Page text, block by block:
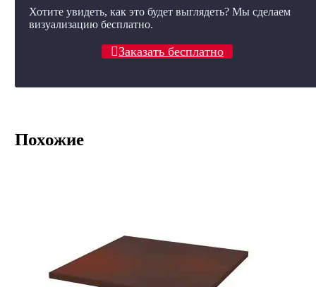
Хотите увидеть, как это будет выглядеть? Мы сделаем
визуализацию бесплатно.
Заказать бесплатно
Похожие